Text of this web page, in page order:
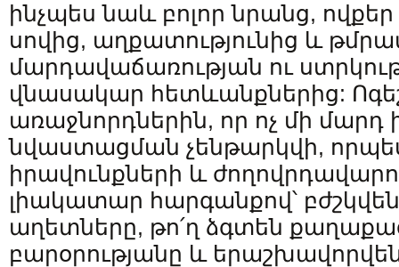
ինչպես նաև բոլոր նրանց,
սովից, աղքատությունից և
մարդավաճառության ու
վնասակար հետևանքներից:
առաջնորդներին, որ ոչ մի
նվաստացման չենթարկվի,
իրավունքների և
լիակատար հարգանքով՝
աղետները, թո՛ղ ձգտեն
բարօրությանը և